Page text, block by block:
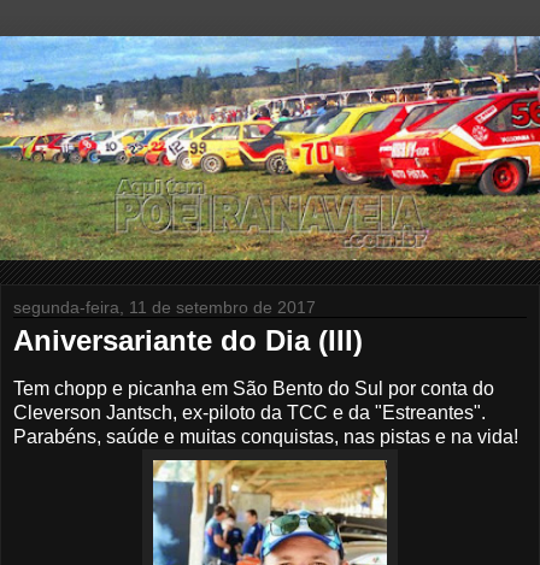
segunda-feira, 11 de setembro de 2017
Aniversariante do Dia (III)
Tem chopp e picanha em São Bento do Sul por conta do
Cleverson Jantsch, ex-piloto da TCC e da "Estreantes".
Parabéns, saúde e muitas conquistas, nas pistas e na vida!